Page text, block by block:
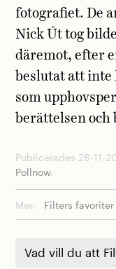
fotografiet. De
Nick Út tog
däremot, efter
beslutat att inte
som
berättelsen och
Publicerades 28-11-
Pollnow.
Mer: Filters favoriter
Vad vill du att